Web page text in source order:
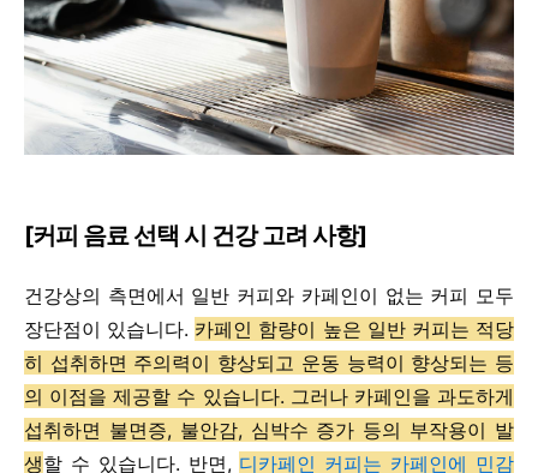
[커피 음료 선택 시 건강 고려 사항]
건강상의 측면에서 일반 커피와 카페인이 없는 커피 모두
장단점이 있습니다. 카페인 함량이 높은 일반 커피는 적당
히 섭취하면 주의력이 향상되고 운동 능력이 향상되는 등
의 이점을 제공할 수 있습니다. 그러나 카페인을 과도하게
섭취하면 불면증, 불안감, 심박수 증가 등의 부작용이 발
생할 수 있습니다. 반면, 디카페인 커피는 카페인에 민감